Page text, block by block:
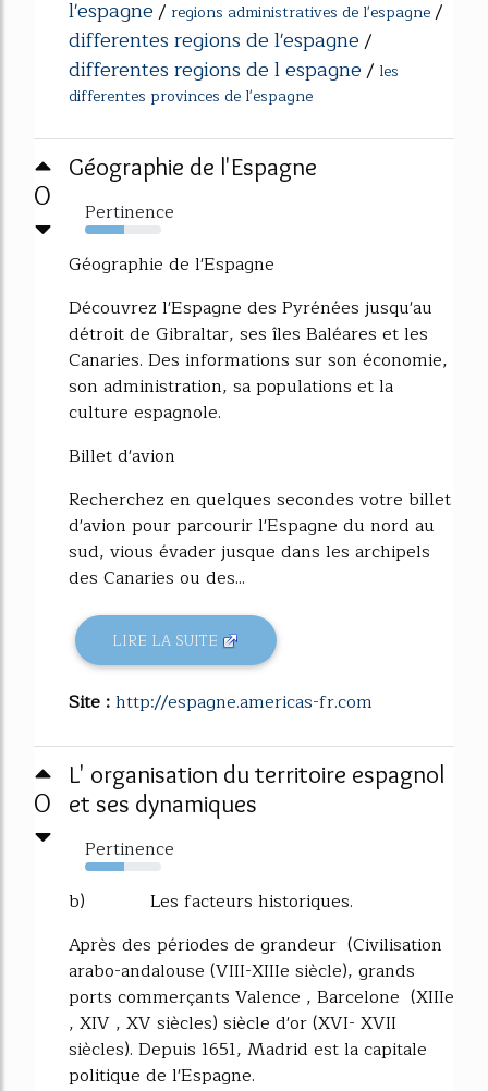
l'espagne/ regions administratives de l'espagne/
differentes regions de l'espagne/
differentes regions de l espagne/ les
differentes provinces de l'espagne
0
Géographie de l'Espagne
Pertinence
52%
Géographie de l'Espagne
Découvrez l'Espagne des Pyrénées jusqu'au
détroit de Gibraltar, ses îles Baléares et les
Canaries. Des informations sur son économie,
son administration, sa populations et la
culture espagnole.
Billet d'avion
Recherchez en quelques secondes votre billet
d'avion pour parcourir l'Espagne du nord au
sud, vious évader jusque dans les archipels
des Canaries ou des...
LIRE LA SUITE
Site :http://espagne.americas-fr.com
0
L' organisation du territoire espagnol
et ses dynamiques
Pertinence
52%
b) Les facteurs historiques.
Après des périodes de grandeur (Civilisation
arabo-andalouse (VIII-XIIIe siècle), grands
ports commerçants Valence , Barcelone (XIIIe
, XIV , XV siècles) siècle d'or (XVI- XVII
siècles). Depuis 1651, Madrid est la capitale
politique de l'Espagne.